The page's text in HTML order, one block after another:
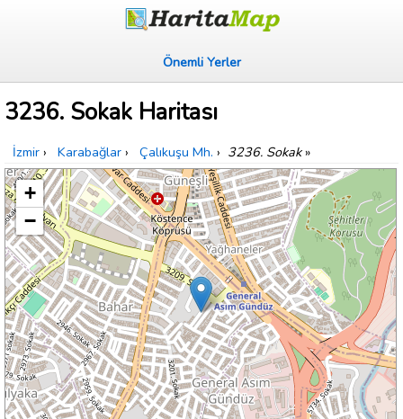
Önemli Yerler
3236. Sokak Haritası
İzmir › Karabağlar › Çalıkuşu Mh. › 3236. Sokak»
+
−